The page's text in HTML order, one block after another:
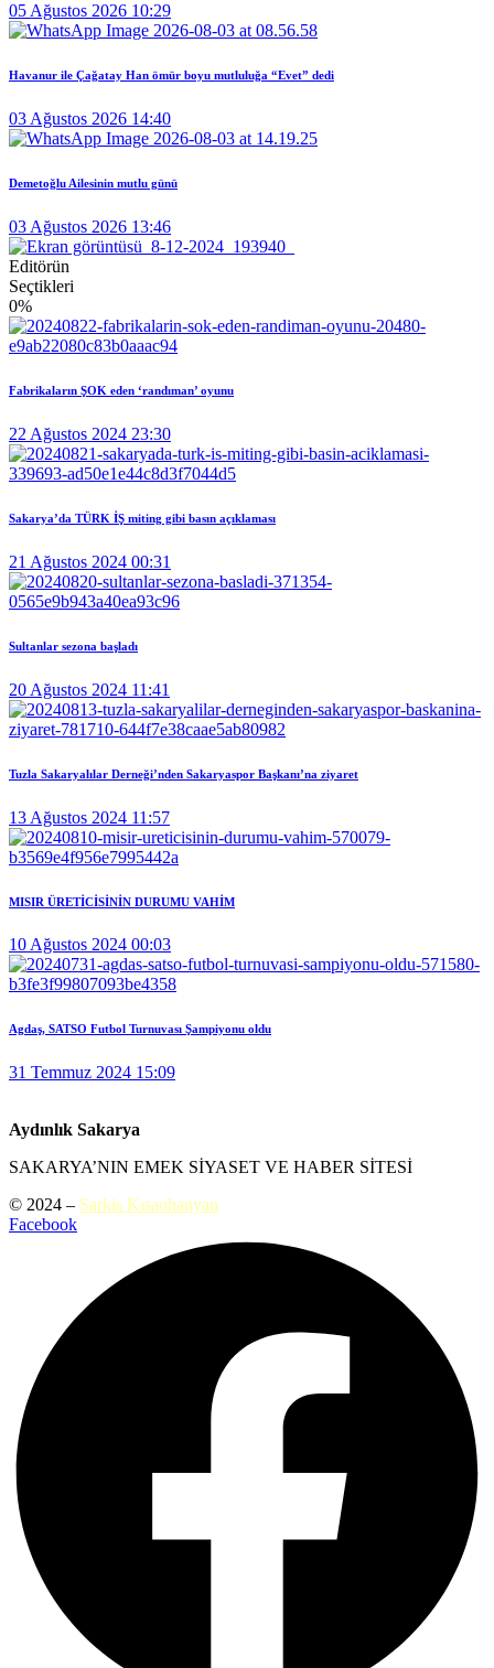
05 Ağustos 2026 10:29
Havanur ile Çağatay Han ömür boyu mutluluğa “Evet” dedi
03 Ağustos 2026 14:40
Demetoğlu Ailesinin mutlu günü
03 Ağustos 2026 13:46
Editörün
Seçtikleri
0%
Fabrikaların ŞOK eden ‘randıman’ oyunu
22 Ağustos 2024 23:30
Sakarya’da TÜRK İŞ miting gibi basın açıklaması
21 Ağustos 2024 00:31
Sultanlar sezona başladı
20 Ağustos 2024 11:41
Tuzla Sakaryalılar Derneği’nden Sakaryaspor Başkanı’na ziyaret
13 Ağustos 2024 11:57
MISIR ÜRETİCİSİNİN DURUMU VAHİM
10 Ağustos 2024 00:03
Agdaş, SATSO Futbol Turnuvası Şampiyonu oldu
31 Temmuz 2024 15:09
Aydınlık Sakarya
SAKARYA’NIN EMEK SİYASET VE HABER SİTESİ
© 2024 – Sarkis Kısaohanyan
Facebook